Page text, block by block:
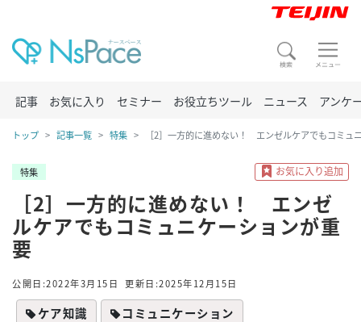
記事 お気に入り セミナー お役立ちツール ニュース アンケ
トップ 記事一覧 特集 ［2］一方的に進めない！ エンゼルケアでもコミュ
特集
［2］一方的に進めない！ エンゼ
ルケアでもコミュニケーションが重
要
公開日:2022年3月15日 更新日:2025年12月15日
ケア知識 コミュニケーション